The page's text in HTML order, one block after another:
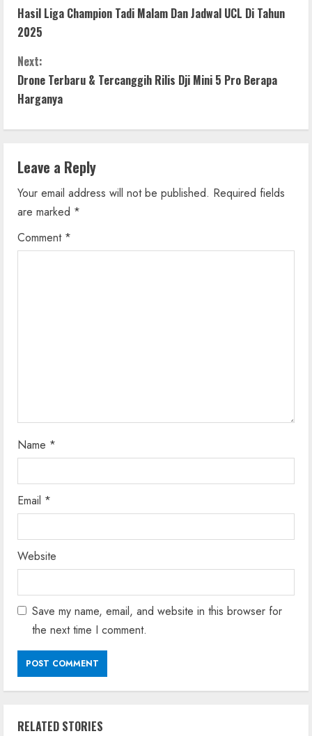
o
n
t
u
e
R
Hasil Liga Champion Tadi Malam Dan Jadwal UCL Di Tahun
2025
Next:
Drone Terbaru & Tercanggih Rilis Dji Mini 5 Pro Berapa
Harganya
Leave a Reply
Your email address will not be published. Required fields
are marked *
Comment *
Name *
Email *
Website
Save my name, email, and website in this browser for
the next time I comment.
RELATED STORIES